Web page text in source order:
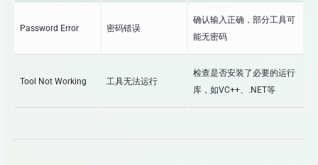
Password Error 密码错误
确认输入正确，部分工具可
能无密码
Tool Not Working 工具无法运行
检查是否安装了必要的运行
库，如VC++、.NET等